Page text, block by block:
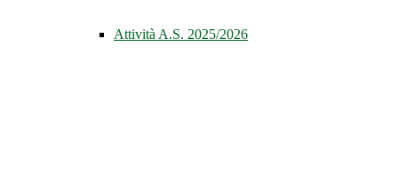
Attività A.S. 2025/2026